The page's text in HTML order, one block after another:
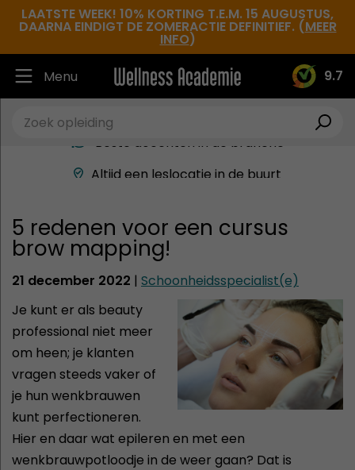
LAATSTE WEEK! 10% KORTING T.E.M. 15 AUGUSTUS,
DAARNA EINDIGT DE ZOMERACTIE DEFINITIEF. (MEER
INFO)
9.7
Menu
Ruim 30.000 tevreden studenten
Beste docenten in de branche
5 redenen voor een cursus
brow mapping!
21 december 2022 | Schoonheidsspecialist(e)
Je kunt er als beauty
professional niet meer
om heen; je klanten
vragen steeds vaker of
je hun wenkbrauwen
kunt perfectioneren.
Hier en daar wat epileren en met een
wenkbrauwpotloodje in de weer gaan? Dat is